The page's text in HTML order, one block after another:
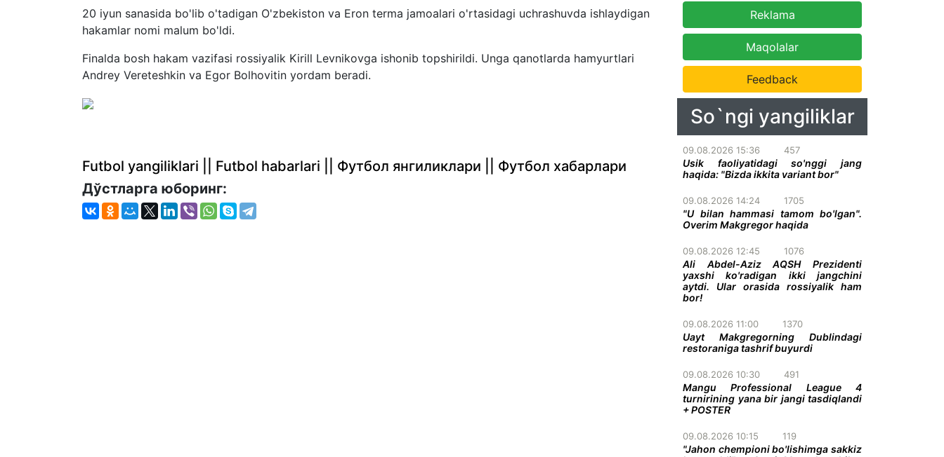
20 iyun sanasida bo'lib o'tadigan O'zbekiston va Eron terma jamoalari o'rtasidagi uchrashuvda ishlaydigan
hakamlar nomi malum bo'ldi.
Finalda bosh hakam vazifasi rossiyalik Kirill Levnikovga ishonib topshirildi. Unga qanotlarda hamyurtlari
Andrey Vereteshkin va Egor Bolhovitin yordam beradi.
Futbol yangiliklari || Futbol habarlari || Футбол янгиликлари || Футбол хабарлари
Дўстларга юборинг:
Reklama
Maqolalar
Feedback
So`ngi yangiliklar
09.08.2026 15:36 457
Usik faoliyatidagi so'nggi jang
haqida: "Bizda ikkita variant bor"
09.08.2026 14:24 1705
"U bilan hammasi tamom bo'lgan".
Overim Makgregor haqida
09.08.2026 12:45 1076
Ali Abdel-Aziz AQSH Prezidenti
yaxshi ko'radigan ikki jangchini
aytdi. Ular orasida rossiyalik ham
bor!
09.08.2026 11:00 1370
Uayt Makgregorning Dublindagi
restoraniga tashrif buyurdi
09.08.2026 10:30 491
Mangu Professional League 4
turnirining yana bir jangi tasdiqlandi
+ POSTER
09.08.2026 10:15 119
"Jahon chempioni bo'lishimga sakkiz